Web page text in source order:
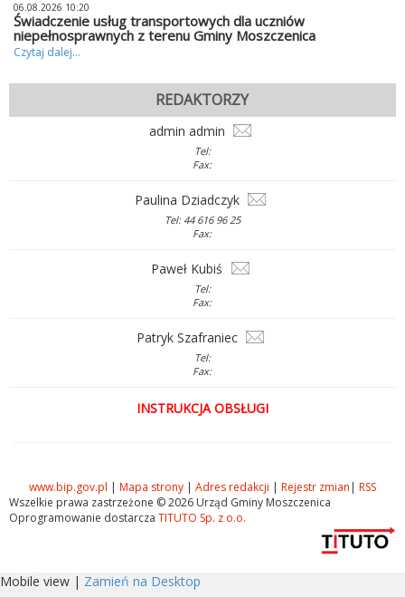
06.08.2026 10:20
Świadczenie usług transportowych dla uczniów
niepełnosprawnych z terenu Gminy Moszczenica
Czytaj dalej...
REDAKTORZY
admin admin
Tel:
Fax:
Paulina Dziadczyk
Tel: 44 616 96 25
Fax:
Paweł Kubiś
Tel:
Fax:
Patryk Szafraniec
Tel:
Fax:
INSTRUKCJA OBSŁUGI
www.bip.gov.pl | Mapa strony | Adres redakcji | Rejestr zmian | RSS
Wszelkie prawa zastrzeżone © 2026 Urząd Gminy Moszczenica
Oprogramowanie dostarcza TITUTO Sp. z o.o.
Mobile view | Zamień na Desktop